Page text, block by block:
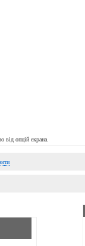
від опцій екрана.